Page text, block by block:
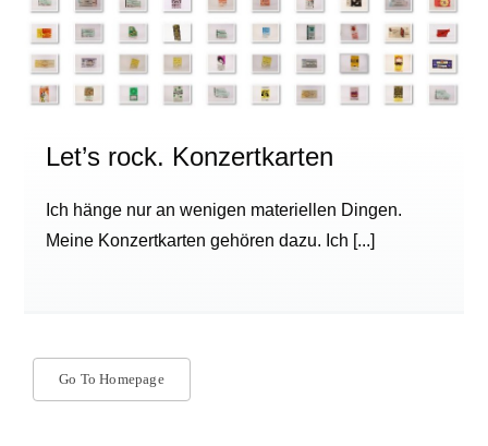
Let’s rock. Konzertkarten
Ich hänge nur an wenigen materiellen Dingen.
Meine Konzertkarten gehören dazu. Ich [...]
Go To Homepage